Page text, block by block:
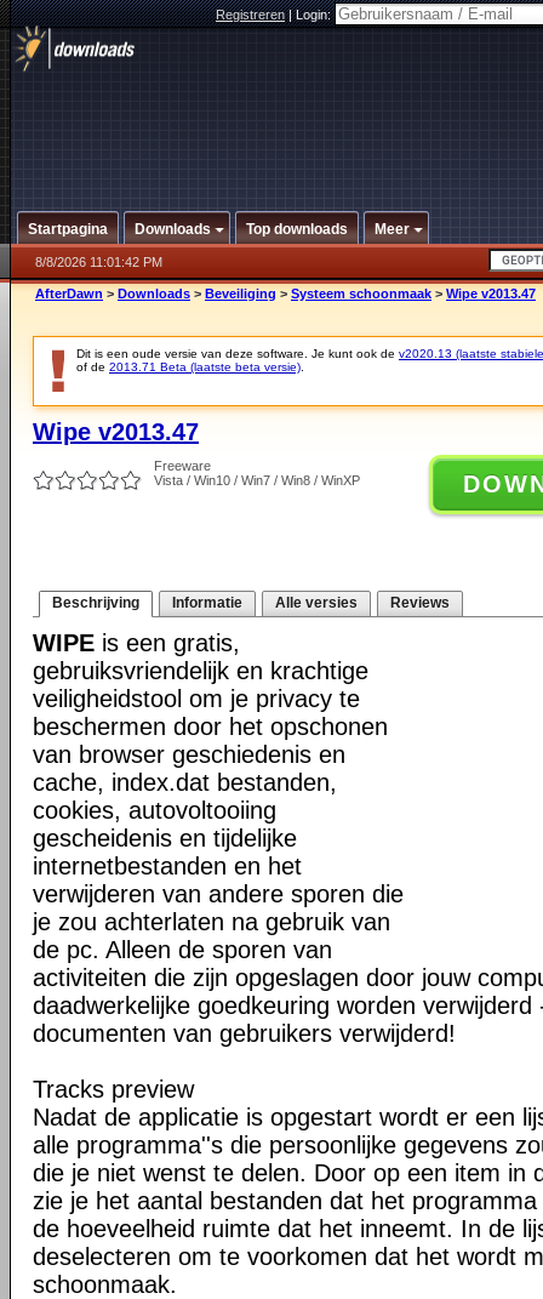
Registreren|Login:
Startpagina Downloads Top downloads Meer
8/8/2026 11:01:42 PM
AfterDawn > Downloads > Beveiliging > Systeem schoonmaak > Wipe v2013.47
Dit is een oude versie van deze software. Je kunt ook de v2020.13 (laatste
of de 2013.71 Beta (laatste beta versie)
Wipe v2013.47
Freeware
Vista / Win10 / Win7 / Win8 / WinXP
Beschrijving Informatie Alle versies Reviews
WIPE is een gratis,
gebruiksvriendelijk en krachtige
veiligheidstool om je privacy te
beschermen door het opschonen
van browser geschiedenis en
cache, index.dat bestanden,
cookies, autovoltooiing
gescheidenis en tijdelijke
internetbestanden en het
verwijderen van andere sporen die
je zou achterlaten na gebruik van
de pc. Alleen de sporen van
activiteiten die zijn opgeslagen door jouw
daadwerkelijke goedkeuring worden
documenten van gebruikers verwijderd!
Tracks preview
Nadat de applicatie is opgestart wordt er een
alle programma''s die persoonlijke gegevens
die je niet wenst te delen. Door op een item in
zie je het aantal bestanden dat het
de hoeveelheid ruimte dat het inneemt. In de
deselecteren om te voorkomen dat het wordt
schoonmaak.